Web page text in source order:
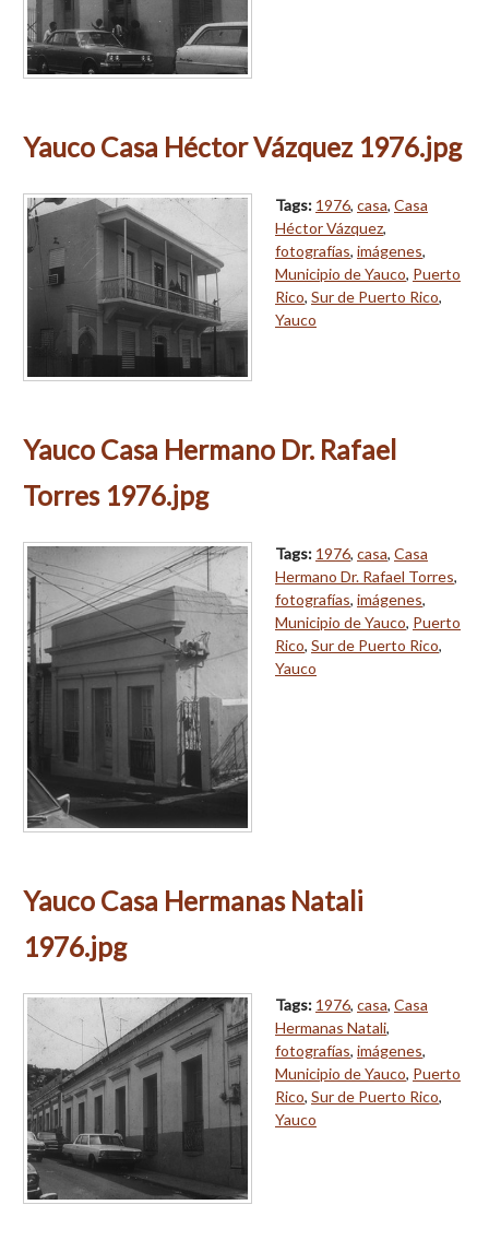
Yauco Casa Héctor Vázquez 1976.jpg
Tags: 1976, casa, Casa
Héctor Vázquez,
fotografías, imágenes,
Municipio de Yauco, Puerto
Rico, Sur de Puerto Rico,
Yauco
Yauco Casa Hermano Dr. Rafael
Torres 1976.jpg
Tags: 1976, casa, Casa
Hermano Dr. Rafael Torres,
fotografías, imágenes,
Municipio de Yauco, Puerto
Rico, Sur de Puerto Rico,
Yauco
Yauco Casa Hermanas Natali
1976.jpg
Tags: 1976, casa, Casa
Hermanas Natali,
fotografías, imágenes,
Municipio de Yauco, Puerto
Rico, Sur de Puerto Rico,
Yauco